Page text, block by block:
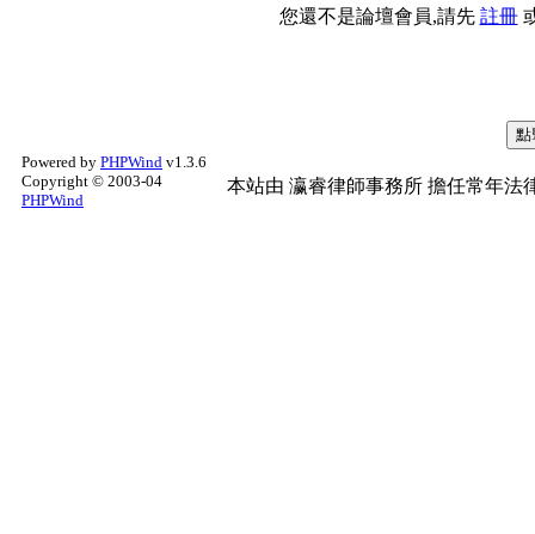
您還不是論壇會員,請先 註冊
Powered by PHPWind v1.3.6
Copyright © 2003-04
PHPWind
本站由 瀛睿律師事務所 擔任常年法